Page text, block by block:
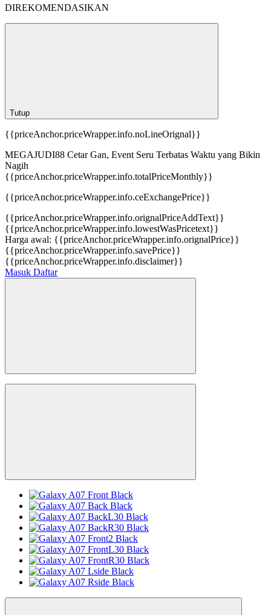
DIREKOMENDASIKAN
Tutup
{{priceAnchor.priceWrapper.info.noLineOrignal}}
MEGAJUDI88 Cetar Gan, Event Seru Terbatas Waktu yang Bikin
Nagih
{{priceAnchor.priceWrapper.info.totalPriceMonthly}}
{{priceAnchor.priceWrapper.info.ceExchangePrice}}
{{priceAnchor.priceWrapper.info.orignalPriceAddText}}
{{priceAnchor.priceWrapper.info.lowestWasPricetext}}
Harga awal: {{priceAnchor.priceWrapper.info.orignalPrice}}
{{priceAnchor.priceWrapper.info.savePrice}}
{{priceAnchor.priceWrapper.info.disclaimer}}
Masuk Daftar